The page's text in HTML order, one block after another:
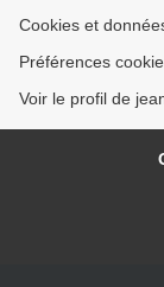
Cookies et
Préférences
Voir le profil de